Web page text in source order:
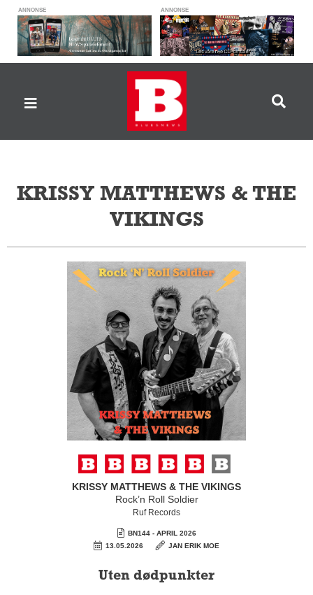
ANNONSE ANNONSE
KRISSY MATTHEWS & THE
VIKINGS
KRISSY MATTHEWS & THE VIKINGS
Rock’n Roll Soldier
Ruf Records
BN144 - APRIL 2026
13.05.2026
JAN ERIK MOE
Uten dødpunkter